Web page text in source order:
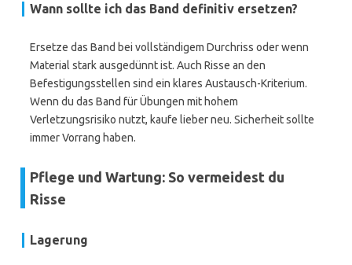
Wann sollte ich das Band definitiv ersetzen?
Ersetze das Band bei vollständigem Durchriss oder wenn
Material stark ausgedünnt ist. Auch Risse an den
Befestigungsstellen sind ein klares Austausch-Kriterium.
Wenn du das Band für Übungen mit hohem
Verletzungsrisiko nutzt, kaufe lieber neu. Sicherheit sollte
immer Vorrang haben.
Pflege und Wartung: So vermeidest du
Risse
Lagerung